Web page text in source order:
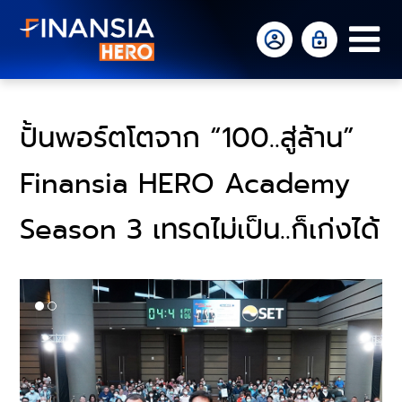
ปั้นพอร์ตโตจาก “100..สู่ล้าน”
Finansia HERO Academy
Season 3 เทรดไม่เป็น..ก็เก่งได้